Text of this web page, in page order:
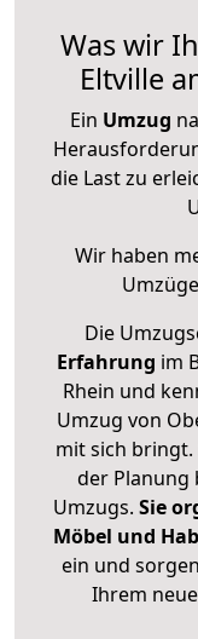
Was wir
Eltville
Ein Umzug
die Last zu
Wir haben
Die
Erfahrung im
Rhein und
Umzug von
mit sich bringt.
der Planung
Umzugs. Sie
Möbel und
ein und
Ihrem